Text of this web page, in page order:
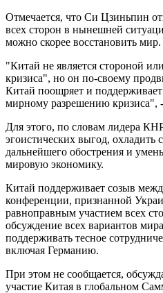
Отмечается, что Си Цзиньпин
всех сторон в нынешней
можно скорее восстановить мир.
"Китай не является стороной
кризиса", но он по-своему
Китай поощряет и
мирному разрешению кризиса", -
Для этого, по словам лидера
эгоистических выгод, охладить
дальнейшего обострения и
мировую экономику.
Китай поддерживает созыв
конференции, признанной
равноправным участием всех
обсуждение всех вариантов
поддерживать тесное
включая Германию.
При этом не сообщается,
участие Китая в глобальном